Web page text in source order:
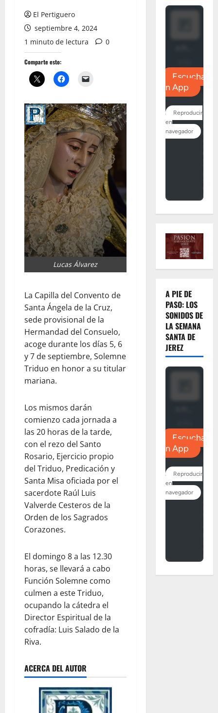
El Pertiguero
septiembre 4, 2024
1 minuto de lectura
0
Comparte esto:
Lucas Álvarez
La Capilla del Convento de
Santa Ángela de la Cruz,
sede provisional de la
Hermandad del Consuelo,
acoge durante los días 5, 6
y 7 de septiembre, Solemne
Triduo en honor a su titular
mariana.
Los mismos darán
comienzo cada jornada a
las 20 horas de la tarde,
con el rezo del Santo
Rosario, Ejercicio propio
del Triduo, Predicación y
Santa Misa oficiada por el
sacerdote Raúl Luis
Valverde Cesteros de la
Orden de los Sagrados
Corazones.
El domingo 8 a las 12.30
horas, se llevará a cabo
Función Solemne como
culmen a este Triduo,
ocupando la cátedra el
Director Espiritual de la
cofradía: Luis Salado de la
Riva.
ACERCA DEL AUTOR
A PIE DE
PASO: LOS
SONIDOS DE
LA SEMANA
SANTA DE
JEREZ